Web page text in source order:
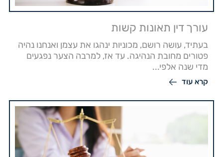
עורך דין תאונות קשות
בעתיד, עושה רושם, מכוניות ינהגו את עצמן ואנחנו נהיה
פטורים מחובת הנהיגה. עד אז, למרבה הצער נפגעים
מדי שנה אלפי...
קרא עוד